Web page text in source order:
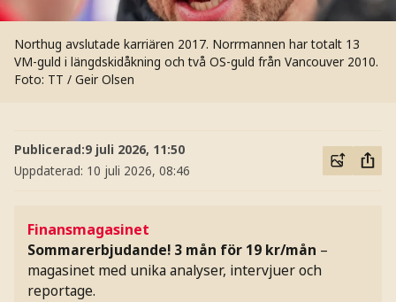
Northug avslutade karriären 2017. Norrmannen har totalt 13
VM-guld i längdskidåkning och två OS-guld från Vancouver 2010.
Foto: TT / Geir Olsen
Publicerad:9 juli 2026, 11:50
Uppdaterad: 10 juli 2026, 08:46
Finansmagasinet
Sommarerbjudande! 3 mån för 19 kr/mån –
magasinet med unika analyser, intervjuer och
reportage.